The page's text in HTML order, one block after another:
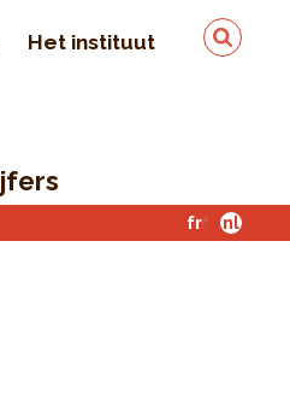
Het instituut
en veiligheid
fr nl